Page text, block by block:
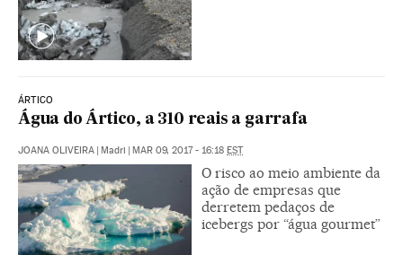
ÁRTICO
Água do Ártico, a 310 reais a garrafa
JOANA OLIVEIRA | Madri | MAR 09, 2017 - 16:18 EST
O risco ao meio ambiente da
ação de empresas que
derretem pedaços de
icebergs por “água gourmet”